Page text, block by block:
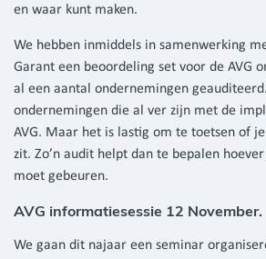
en waar kunt maken.
We hebben inmiddels in samenwerking
Garant een beoordeling set voor de AVG
al een aantal ondernemingen
ondernemingen die al ver zijn met de
AVG. Maar het is lastig om te toetsen of
zit. Zo’n audit helpt dan te bepalen
moet gebeuren.
AVG informatiesessie 12 November.
We gaan dit najaar een seminar